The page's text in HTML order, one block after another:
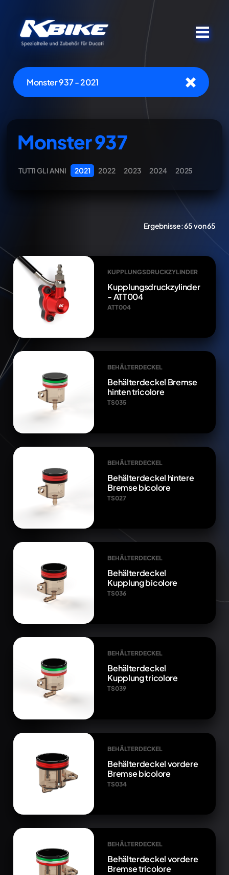
Monster 937 - 2021
Monster 937
TUTTI GLI ANNI 2021 2022 2023 2024 2025
Ergebnisse:65 von 65
KUPPLUNGSDRUCKZYLINDER
Kupplungsdruckzylinder
- ATT004
ATT004
BEHÄLTERDECKEL
Behälterdeckel Bremse
hinten tricolore
TS035
BEHÄLTERDECKEL
Behälterdeckel hintere
Bremse bicolore
TS027
BEHÄLTERDECKEL
Behälterdeckel
Kupplung bicolore
TS036
BEHÄLTERDECKEL
Behälterdeckel
Kupplung tricolore
TS039
BEHÄLTERDECKEL
Behälterdeckel vordere
Bremse bicolore
TS034
BEHÄLTERDECKEL
Behälterdeckel vordere
Bremse tricolore